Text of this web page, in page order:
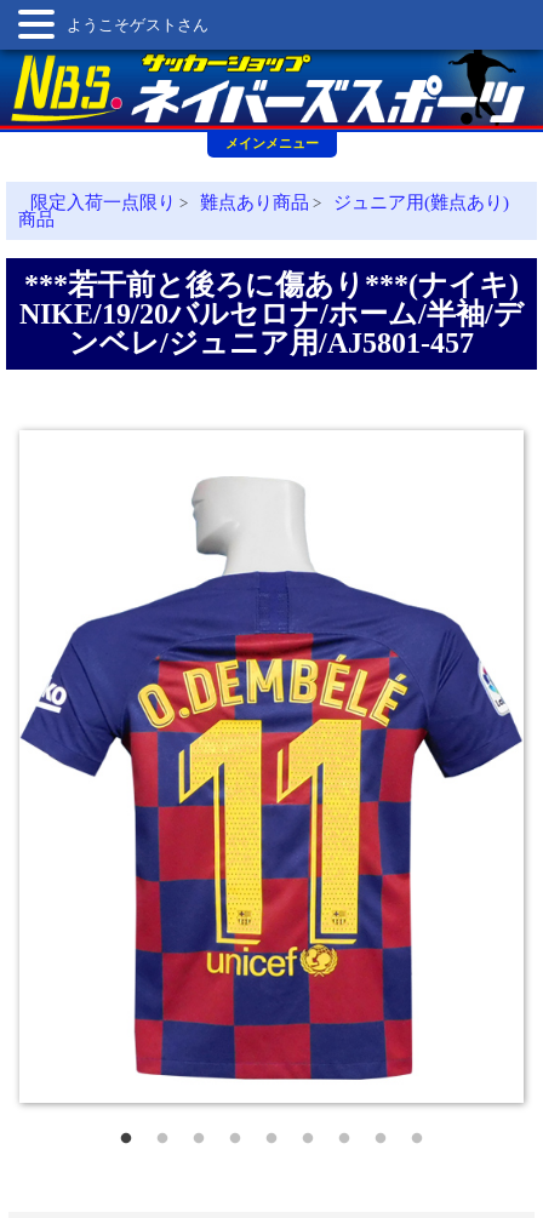
メインメニュー
ようこそゲストさん
限定入荷一点限り > 難点あり商品 >
ジュニア用(難点あり)
商品
***若干前と後ろに傷あり***(ナイキ)
NIKE/19/20バルセロナ/ホーム/半袖/デ
ンベレ/ジュニア用/AJ5801-457